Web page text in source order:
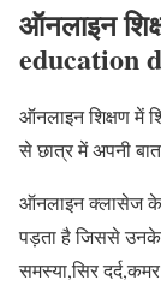
ऑनलाइन
education
ऑनलाइन शिक्षण में
से छात्र में अपनी
ऑनलाइन क्लासेज के
पड़ता है जिससे उनके
समस्या,सिर